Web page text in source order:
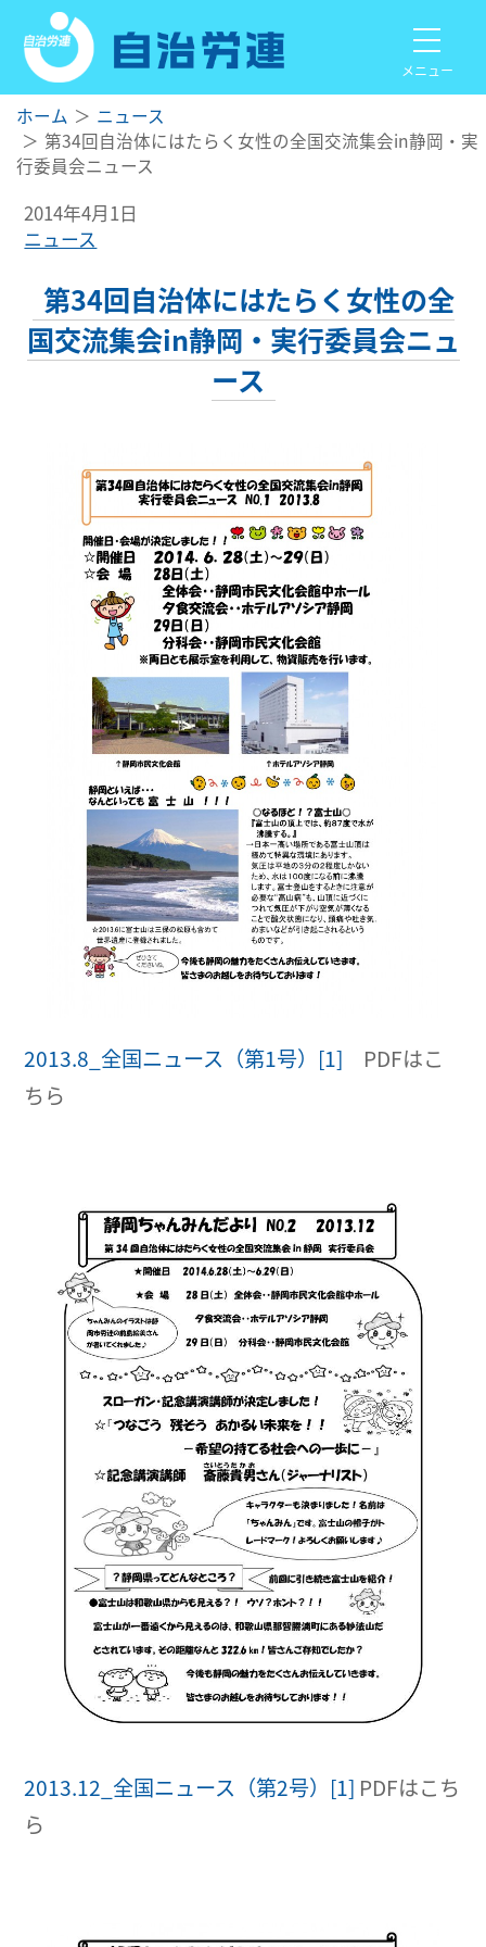
メニュー
ホーム
ニュース
第34回自治体にはたらく女性の全国交流集会in静岡・実
行委員会ニュース
2014年4月1日
ニュース
第34回自治体にはたらく女性の全
国交流集会in静岡・実行委員会ニュ
ース
2013.8_全国ニュース（第1号）[1] PDFはこ
ちら
2013.12_全国ニュース（第2号）[1] PDFはこち
ら